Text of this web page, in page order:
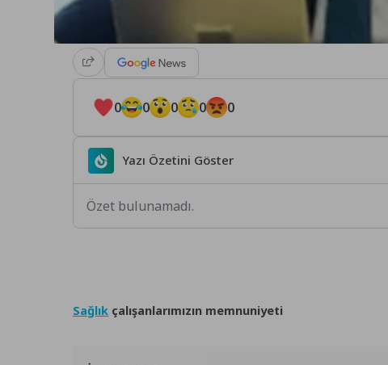
0 0 0 0 0
Yazı Özetini Göster
Özet bulunamadı.
Sağlık çalışanlarımızın memnuniyeti